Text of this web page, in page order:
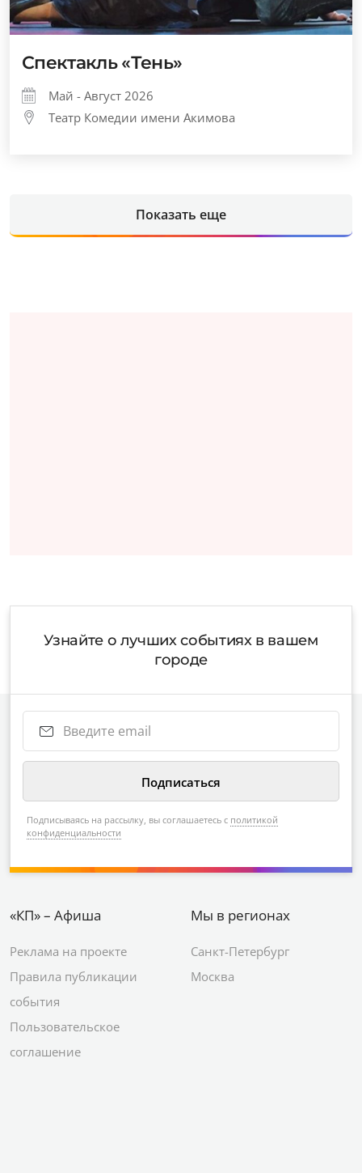
Спектакль «Тень»
Май - Август 2026
Театр Комедии имени Акимова
Показать еще
Узнайте о лучших событиях в вашем
городе
Подписываясь на рассылку, вы соглашаетесь с политикой
конфиденциальности
«КП» – Афиша
Реклама на проекте
Правила публикации
события
Пользовательское
соглашение
Мы в регионах
Санкт-Петербург
Москва